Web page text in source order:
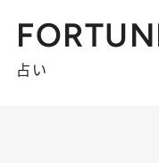
占い